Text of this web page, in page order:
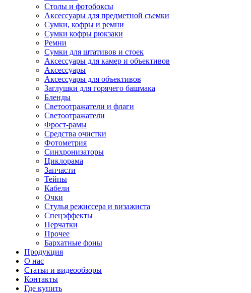
Столы и фотобоксы
Аксессуары для предметной съемки
Сумки, кофры и ремни
Сумки кофры рюкзаки
Ремни
Сумки для штативов и стоек
Аксессуары для камер и объективов
Аксессуары
Аксессуары для объективов
Заглушки для горячего башмака
Бленды
Светоотражатели и флаги
Светоотражатели
Фрост-рамы
Средства очистки
Фотометрия
Синхронизаторы
Циклорама
Запчасти
Тейпы
Кабели
Очки
Стулья режиссера и визажиста
Спецэффекты
Перчатки
Прочее
Бархатные фоны
Продукция
О нас
Статьи и видеообзоры
Контакты
Где купить